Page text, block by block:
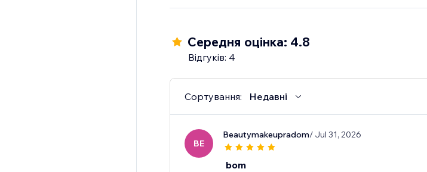
Середня оцінка: 4.8
Відгуків: 4
Сортування: Недавні
BE
Beautymakeupradom/ Jul 31, 2026
bom